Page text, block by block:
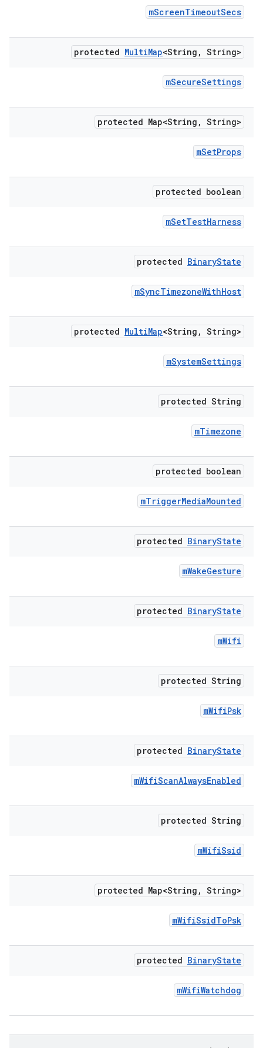
mScreenTimeoutSecs
protected MultiMap<String , String>
mSecureSettings
protected Map<String , String>
mSetProps
protected boolean
mSetTestHarness
protected BinaryState
mSyncTimezoneWithHost
protected MultiMap<String , String>
mSystemSettings
protected String
mTimezone
protected boolean
mTriggerMediaMounted
protected BinaryState
mWakeGesture
protected BinaryState
mWifi
protected String
mWifiPsk
protected BinaryState
mWifiScanAlwaysEnabled
protected String
mWifiSsid
protected Map<String , String>
mWifiSsidToPsk
protected BinaryState
mWifiWatchdog